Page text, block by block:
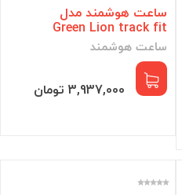
ساعت هوشمند مدل
Green Lion track fit
ساعت هوشمند
3,937,000 تومان